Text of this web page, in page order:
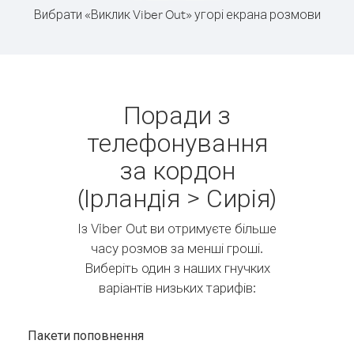
Вибрати «Виклик Viber Out» угорі екрана розмови
Поради з
телефонування
за кордон
(Ірландія > Сирія)
Із Viber Out ви отримуєте більше
часу розмов за менші гроші.
Виберіть один з наших гнучких
варіантів низьких тарифів:
Пакети поповнення